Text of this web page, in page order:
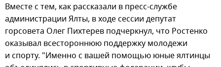
Вместе с тем, как рассказали в пресс-службе
администрации Ялты, в ходе сессии депутат
горсовета Олег Пихтерев подчеркнул, что Ростенко
оказывал всестороннюю поддержку молодежи
и спорту. "Именно с вашей помощью юные ялтинцы